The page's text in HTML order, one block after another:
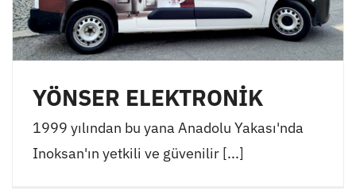
YÖNSER ELEKTRONİK
1999 yılından bu yana Anadolu Yakası'nda
Inoksan'ın yetkili ve güvenilir [...]